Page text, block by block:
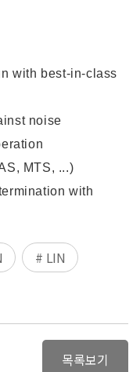
with best-in-class
noise
MTS, ...)
with
# LIN
목록보기